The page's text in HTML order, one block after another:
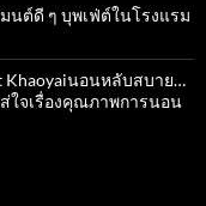
นต์ดี ๆ บุพเฟ่ต์ในโรงแรม
Khaoyaiนอนหลับสบาย…
ใจเรื่องคุณภาพการนอน